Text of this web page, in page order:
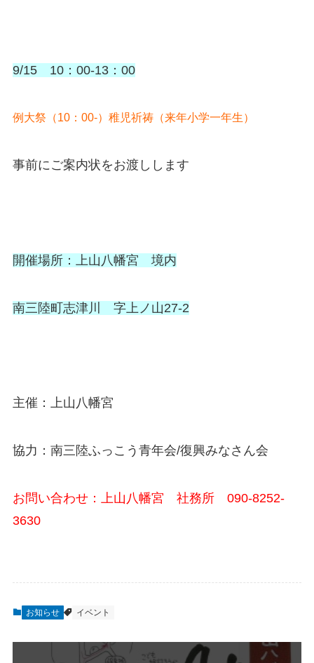
9/15 10：00-13：00
例大祭（10：00-）稚児祈祷（来年小学一年生）
事前にご案内状をお渡しします
開催場所：上山八幡宮 境内
南三陸町志津川 字上ノ山27-2
主催：上山八幡宮
協力：南三陸ふっこう青年会/復興みなさん会
お問い合わせ：上山八幡宮 社務所 090-8252-
3630
お知らせ イベント